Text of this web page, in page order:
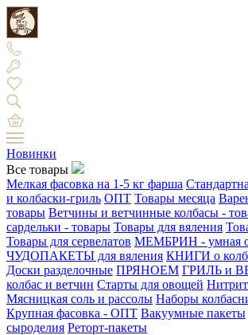
Новинки
Все товары
Мелкая фасовка на 1-5 кг фарша
и колбаски-гриль ОПТ Товары месяца
товары Ветчины и ветчинные колбасы -
сардельки - товары Товары для вяления
Товары для сервелатов МЕМБРИН - умная
ЧУДОПАКЕТЫ для вяления КНИГИ о
Доски разделочные ПРЯНОЕМ ГРИЛЬ и
колбас и ветчин Старты для овощей
Мясницкая соль и рассолы Наборы
Крупная фасовка - ОПТ Вакуумные пакеты
сыроделия Реторт-пакеты